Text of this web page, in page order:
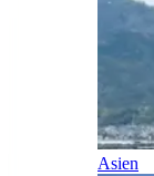
Asien